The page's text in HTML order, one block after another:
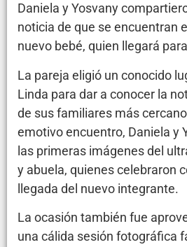
Daniela y Yosvany
noticia de que se encuentran
nuevo bebé, quien llegará
La pareja eligió un conocido
Linda para dar a conocer la
de sus familiares más
emotivo encuentro, Daniela y
las primeras imágenes del
y abuela, quienes celebraron
llegada del nuevo integrante.
La ocasión también fue
una cálida sesión fotográfica